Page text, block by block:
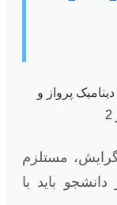
مستلزم
باید با